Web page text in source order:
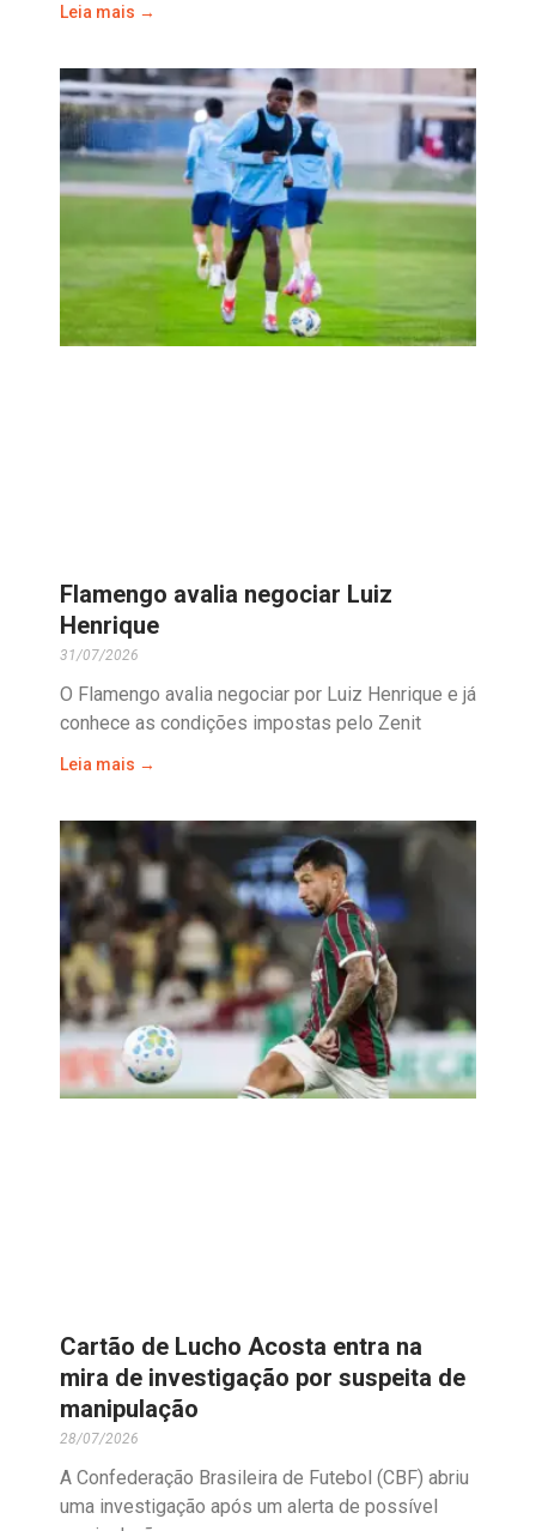
Leia mais →
Flamengo avalia negociar Luiz
Henrique
31/07/2026
O Flamengo avalia negociar por Luiz Henrique e já
conhece as condições impostas pelo Zenit
Leia mais →
Cartão de Lucho Acosta entra na
mira de investigação por suspeita de
manipulação
28/07/2026
A Confederação Brasileira de Futebol (CBF) abriu
uma investigação após um alerta de possível